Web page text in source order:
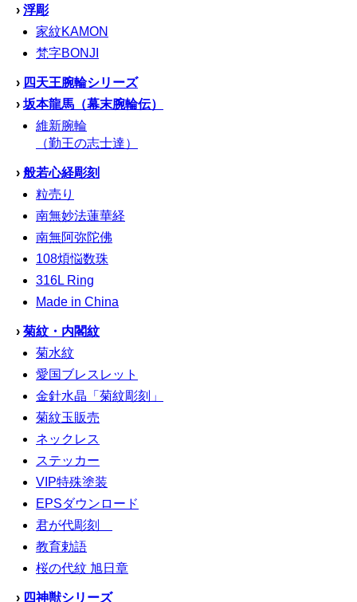
› 浮彫
家紋KAMON
梵字BONJI
› 四天王腕輪シリーズ
› 坂本龍馬（幕末腕輪伝）
維新腕輪
（勤王の志士達）
› 般若心経彫刻
粒売り
南無妙法蓮華経
南無阿弥陀佛
108煩悩数珠
316L Ring
Made in China
› 菊紋・内閣紋
菊水紋
愛国ブレスレット
金針水晶「菊紋彫刻」
菊紋玉販売
ネックレス
ステッカー
VIP特殊塗装
EPSダウンロード
君が代彫刻
教育勅語
桜の代紋 旭日章
› 四神獣シリーズ